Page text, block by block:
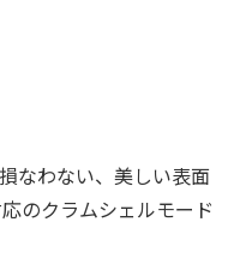
なわない、美しい表面
のクラムシェルモード